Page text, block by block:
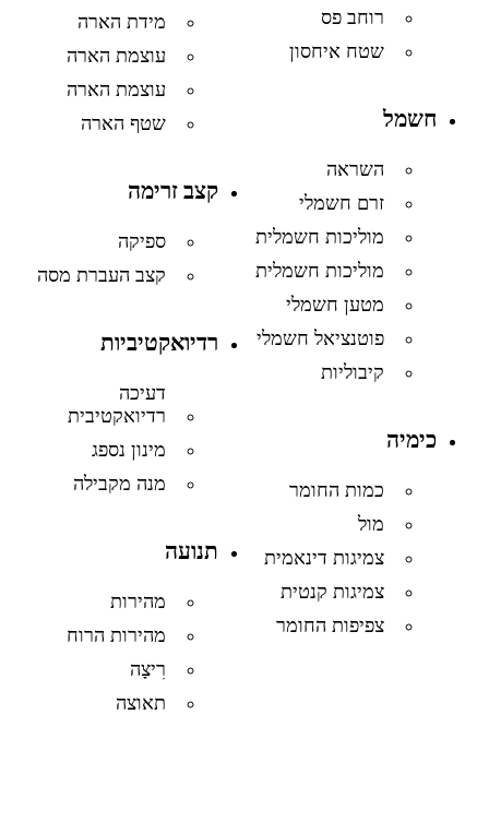
רוחב פס
שטח איחסון
חשמל
השראה
זרם חשמלי
מוליכות חשמלית
מוליכות חשמלית
מטען חשמלי
פוטנציאל חשמלי
קיבוליות
כימיה
כמות החומר
מול
צמיגות דינאמית
צמיגות קנטית
צפיפות החומר
מידת הארה
עוצמת הארה
עוצמת הארה
שטף הארה
קצב זרימה
ספיקה
קצב העברת מסה
רדיואקטיביות
דעיכה
רדיואקטיבית
מינון נספג
מנה מקבילה
תנועה
מהירות
מהירות הרוח
רִיצָה
תאוצה